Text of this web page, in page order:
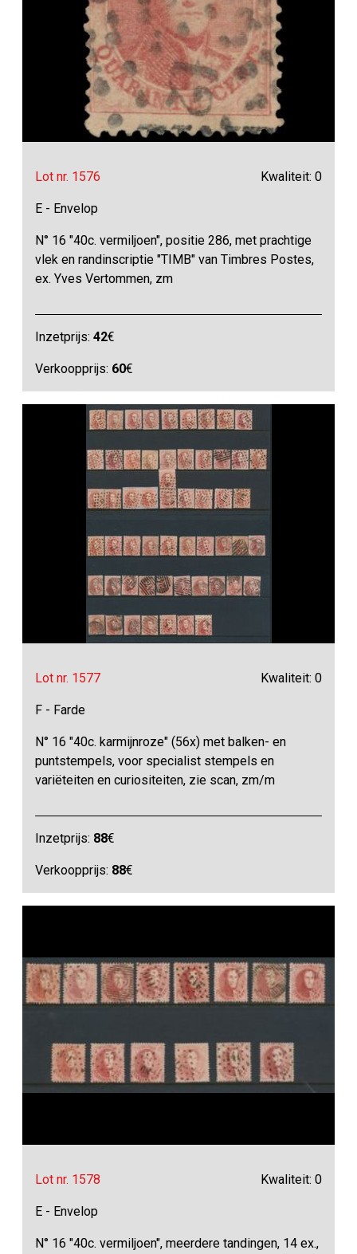
Lot nr. 1576 Kwaliteit: 0
E - Envelop
N° 16 "40c. vermiljoen", positie 286, met prachtige
vlek en randinscriptie "TIMB" van Timbres Postes,
ex. Yves Vertommen, zm
Inzetprijs:42€
Verkoopprijs: 60€
Lot nr. 1577 Kwaliteit: 0
F - Farde
N° 16 "40c. karmijnroze" (56x) met balken- en
puntstempels, voor specialist stempels en
variëteiten en curiositeiten, zie scan, zm/m
Inzetprijs: 88€
Verkoopprijs: 88€
Lot nr. 1578 Kwaliteit: 0
E - Envelop
N° 16 "40c. vermiljoen", meerdere tandingen, 14 ex.,